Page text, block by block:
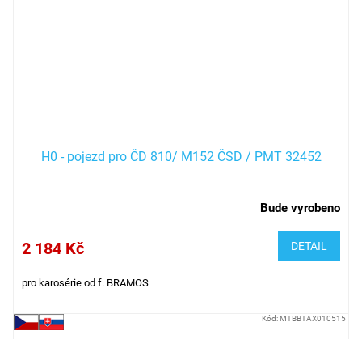
H0 - pojezd pro ČD 810/ M152 ČSD / PMT 32452
Bude vyrobeno
2 184 Kč DETAIL
pro karosérie od f. BRAMOS
Kód:MTBBTAX010515